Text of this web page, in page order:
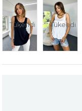
Tükendi Tükendi